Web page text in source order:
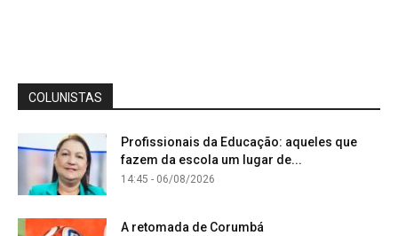
COLUNISTAS
Profissionais da Educação: aqueles que
fazem da escola um lugar de...
14:45 - 06/08/2026
A retomada de Corumbá